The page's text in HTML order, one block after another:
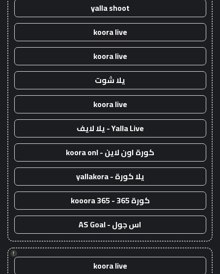
yalla shoot
koora live
koora live
يلا شوت
koora live
Yalla Live - يلا لايف
كورة اون لاين - koora onl
يلا كورة - yallakora
كورة 365 - kooora 365
اس جول - AS Goal
!
koora live